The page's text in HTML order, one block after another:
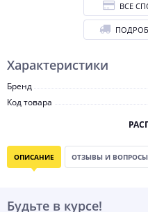
Характеристики
Бренд
Код товара
ВСЕ
ОПИСАНИЕ ОТЗЫВЫ И ВОПРОСЫ
Будьте в курсе!